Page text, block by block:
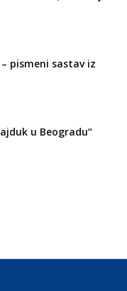
pismeni sastav iz
u Beogradu“